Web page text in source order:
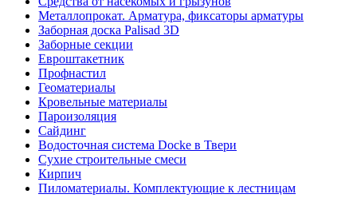
Металлопрокат. Арматура, фиксаторы арматуры
Заборная доска Palisad 3D
Заборные секции
Евроштакетник
Профнастил
Геоматериалы
Кровельные материалы
Пароизоляция
Сайдинг
Водосточная система Docke в Твери
Сухие строительные смеси
Кирпич
Пиломатериалы. Комплектующие к лестницам